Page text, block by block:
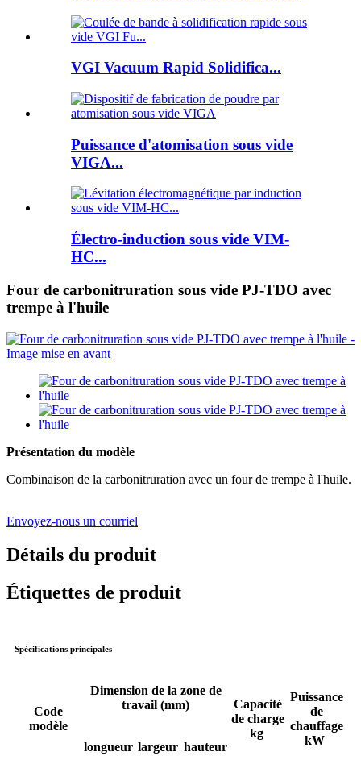
VGI Vacuum Rapid Solidifica...
Puissance d'atomisation sous vide
VIGA...
Électro-induction sous vide VIM-
HC...
Four de carbonitruration sous vide PJ-TDO avec
trempe à l'huile
Présentation du modèle
Combinaison de la carbonitruration avec un four de trempe à l'huile.
Envoyez-nous un courriel
Détails du produit
Étiquettes de produit
Spécifications principales
Code
modèle
Dimension de la zone de
travail (mm)
Capacité
de charge
kg
Puissance
de
chauffage
kW
longueur largeur hauteur